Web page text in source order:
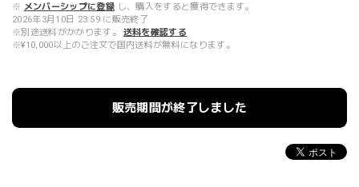
※ メンバーシップに登録 し、購入をすると獲得できます。
2026年3月10日 23:59 に販売終了
※別途送料がかかります。
送料を確認する
※¥10,000以上のご注文で国内送料が無料になります。
販売期間が終了しました